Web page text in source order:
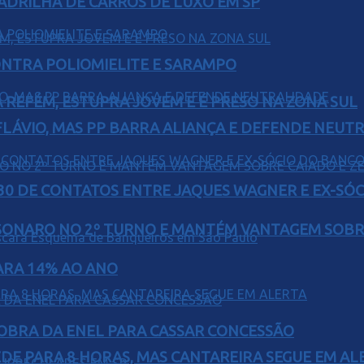
ESTUPRA JOVEM E É PRESO NA ZONA SUL
NO 2º TURNO E MANTÉM VANTAGEM
PARA 8 HORAS, MAS CANTAREIRA SEGUE EM
POLIOMIELITE E SARAMPO
MAS PP BARRA ALIANÇA E DEFENDE
DE CONTATOS ENTRE JAQUES WAGNER E EX-
14% AO ANO
DA ENEL PARA CASSAR CONCESSÃO